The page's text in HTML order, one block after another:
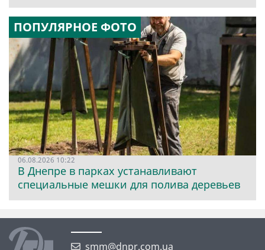
ПОПУЛЯРНОЕ ФОТО
06.08.2026 10:22
В Днепре в парках устанавливают
специальные мешки для полива деревьев
smm@dnpr.com.ua